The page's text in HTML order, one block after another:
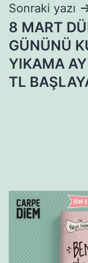
Sonraki yazı
8 MART
GÜNÜNÜ
YIKAMA
TL